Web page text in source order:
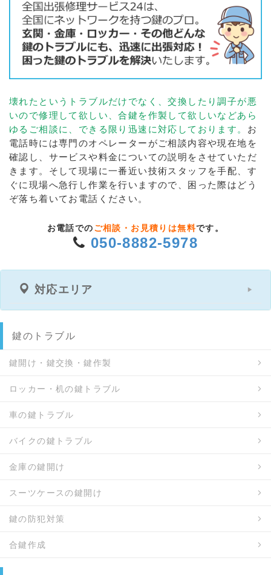
壊れたというトラブルだけでなく、交換したり調子が悪
いので修理して欲しい、合鍵を作製して欲しいなどあら
ゆるご相談に、できる限り迅速に対応しております。 お
電話時には専門のオペレーターがご相談内容や現在地を
確認し、サービスや料金についての説明をさせていただ
きます。そして現場に一番近い技術スタッフを手配、す
ぐに現場へ急行し作業を行いますので、困った際はどう
ぞ落ち着いてお電話ください。
お電話での ご相談・お見積りは無料です。
050-8882-5978
対応エリア
鍵のトラブル
鍵開け・鍵交換・鍵作製
ロッカー・机の鍵トラブル
車の鍵トラブル
バイクの鍵トラブル
金庫の鍵開け
スーツケースの鍵開け
鍵の防犯対策
合鍵作成